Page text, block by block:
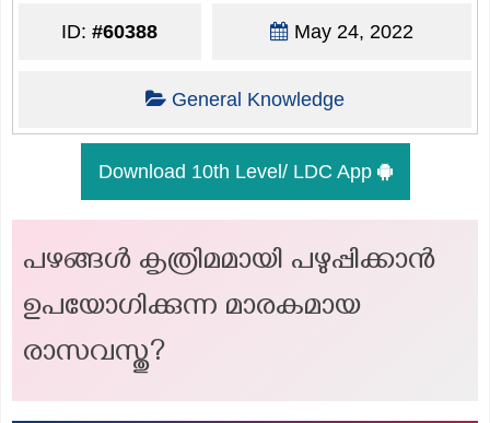
ID:#60388 May 24, 2022
General Knowledge
Download 10th Level/ LDC App
പഴങ്ങൾ കൃത്രിമമായി പഴുപ്പിക്കാൻ
ഉപയോഗിക്കുന്ന മാരകമായ
രാസവസ്തു?